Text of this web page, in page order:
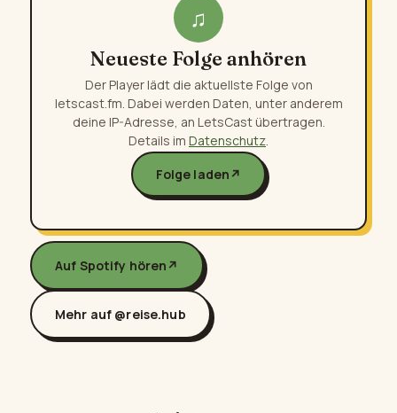
♫
Neueste Folge anhören
Der Player lädt die aktuellste Folge von
letscast.fm. Dabei werden Daten, unter anderem
deine IP-Adresse, an LetsCast übertragen.
Details im Datenschutz
Folge laden ↗
Auf Spotify hören ↗
Mehr auf @reise.hub